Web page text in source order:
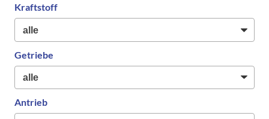
Kraftstoff
Getriebe
Antrieb